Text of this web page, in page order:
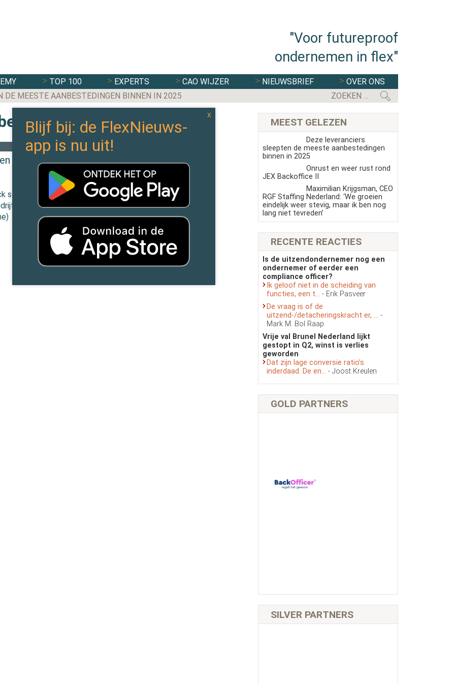
"Voor futureproof
ondernemen in flex"
TOP 100 EXPERTS CAO WIJZER NIEUWSBRIEF
OVER ONS
DE MEESTE AANBESTEDINGEN BINNEN IN 2025
Co
stelt
te
MEEST GELEZEN
Deze leveranciers
sleepten de meeste aanbestedingen
binnen in 2025
Onrust en weer rust rond
JEX Backoffice II
Maximilian Krijgsman, CEO
RGF Staffing Nederland: ‘We groeien
eindelijk weer stevig, maar ik ben nog
lang niet tevreden’
RECENTE REACTIES
Is de uitzendondernemer nog een
ondernemer of eerder een
compliance officer?
Ik geloof niet in de scheiding van
functies, een t... - Erik Pasveer
De vraag is of de
uitzend-/detacheringskracht er, ... -
Mark M. Bol Raap
Vrije val Brunel Nederland lijkt
gestopt in Q2, winst is verlies
geworden
Dat zijn lage conversie ratio’s
inderdaad. De en... - Joost Kreulen
GOLD PARTNERS
SILVER PARTNERS